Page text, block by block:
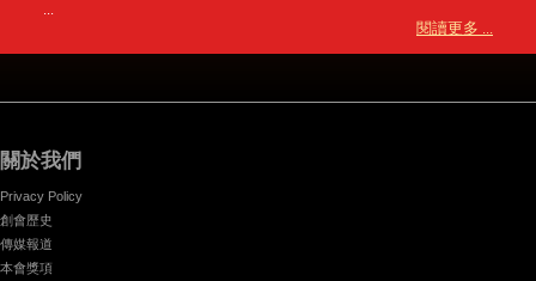
...
閱讀更多 ...
關於我們
Privacy Policy
創會歷史
傳媒報道
本會獎項